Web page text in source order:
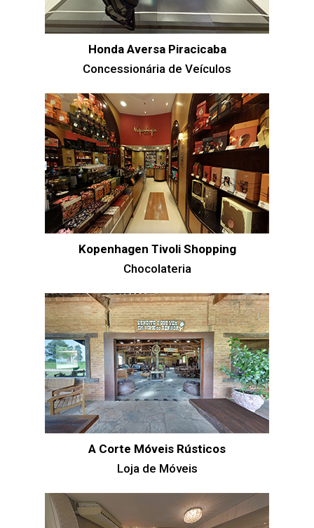
Honda Aversa Piracicaba
Concessionária de Veículos
Kopenhagen Tivoli Shopping
Chocolateria
A Corte Móveis Rústicos
Loja de Móveis